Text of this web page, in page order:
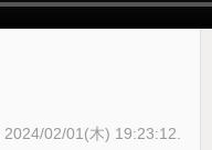
2024/02/01(木) 19:23:12.